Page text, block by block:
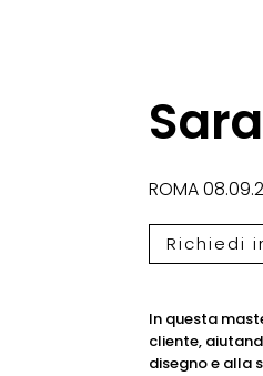
ROMA
Richiedi
In questa
cliente,
disegno e alla